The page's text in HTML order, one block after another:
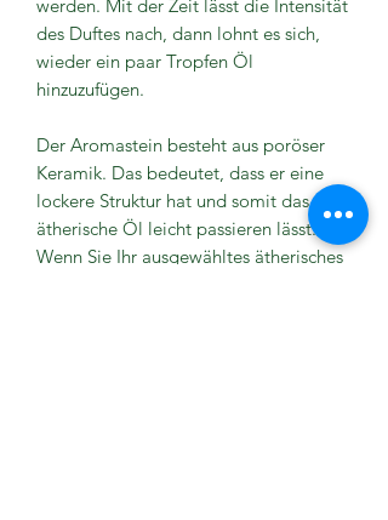
werden. Mit der Zeit lässt die Intensität
des Duftes nach, dann lohnt es sich,
wieder ein paar Tropfen Öl
hinzuzufügen.
Der Aromastein besteht aus poröser
Keramik. Das bedeutet, dass er eine
lockere Struktur hat und somit das
ätherische Öl leicht passieren lässt.
Wenn Sie Ihr ausgewähltes ätherisches